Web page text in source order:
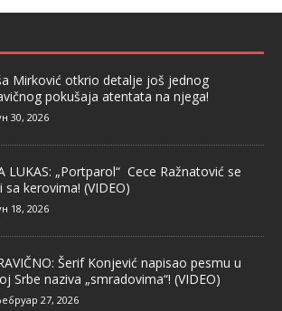
Mirković otkrio detalje još jednog
pokušaja atentata na njega!
30, 2026
LUKAS: „Portparol“ Cece Ražnatović se
sa kerovima! (VIDEO)
18, 2026
Šerif Konjević napisao pesmu u
Srbe naziva „smradovima“! (VIDEO)
27, 2026